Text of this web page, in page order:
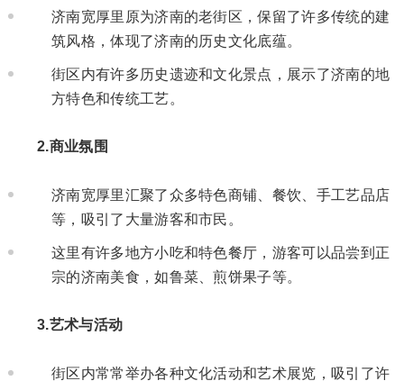
济南宽厚里原为济南的老街区，保留了许多传统的建
筑风格，体现了济南的历史文化底蕴。
街区内有许多历史遗迹和文化景点，展示了济南的地
方特色和传统工艺。
2.商业氛围
济南宽厚里汇聚了众多特色商铺、餐饮、手工艺品店
等，吸引了大量游客和市民。
这里有许多地方小吃和特色餐厅，游客可以品尝到正
宗的济南美食，如鲁菜、煎饼果子等。
3.艺术与活动
街区内常常举办各种文化活动和艺术展览，吸引了许